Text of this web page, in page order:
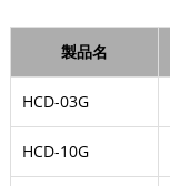
製品名
HCD-03G
HCD-10G